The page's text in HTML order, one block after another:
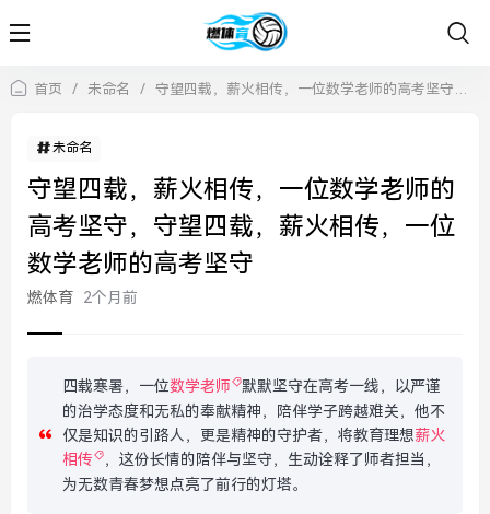
首页 / 未命名 / 守望四载，薪火相传，一位数学老师的高考坚守，守望四载，薪火相传，一位数学老师的高考坚守
未命名
守望四载，薪火相传，一位数学老师的
高考坚守，守望四载，薪火相传，一位
数学老师的高考坚守
燃体育 2个月前
四载寒暑，一位数学老师
默默坚守在高考一线，以严谨
的治学态度和无私的奉献精神，陪伴学子跨越难关，他不
仅是知识的引路人，更是精神的守护者，将教育理想薪火
相传
，这份长情的陪伴与坚守，生动诠释了师者担当，
为无数青春梦想点亮了前行的灯塔。